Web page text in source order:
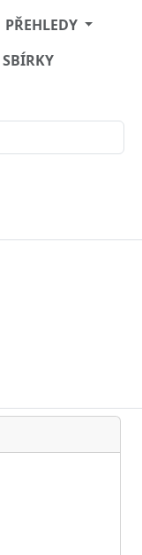
PŘEHLEDY
SBÍRKY